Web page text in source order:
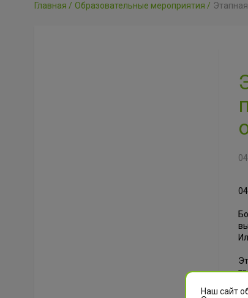
Главная Образовательные мероприятия
Наш сайт